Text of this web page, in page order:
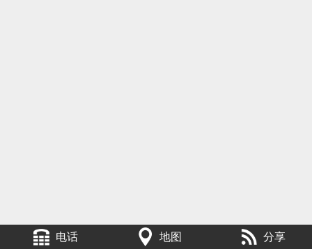
电话 地图 分享